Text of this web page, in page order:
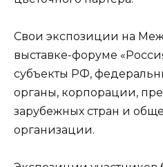
Свои экспозиции на
выставке-форуме
субъекты РФ,
органы, корпорации,
зарубежных стран и
организации.